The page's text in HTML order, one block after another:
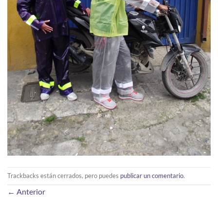
Trackbacks están cerrados, pero puedes publicar un comentario.
← Anterior